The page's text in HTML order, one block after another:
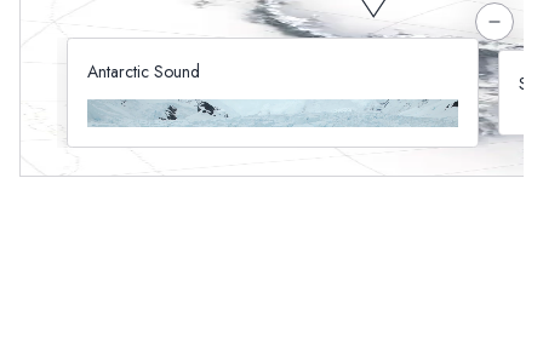
Antarctic Sound
De enorme ishylder skaber kilometerlange, fligede
isbjerge, der føres hertil af Weddellhavets stærke
strømme.